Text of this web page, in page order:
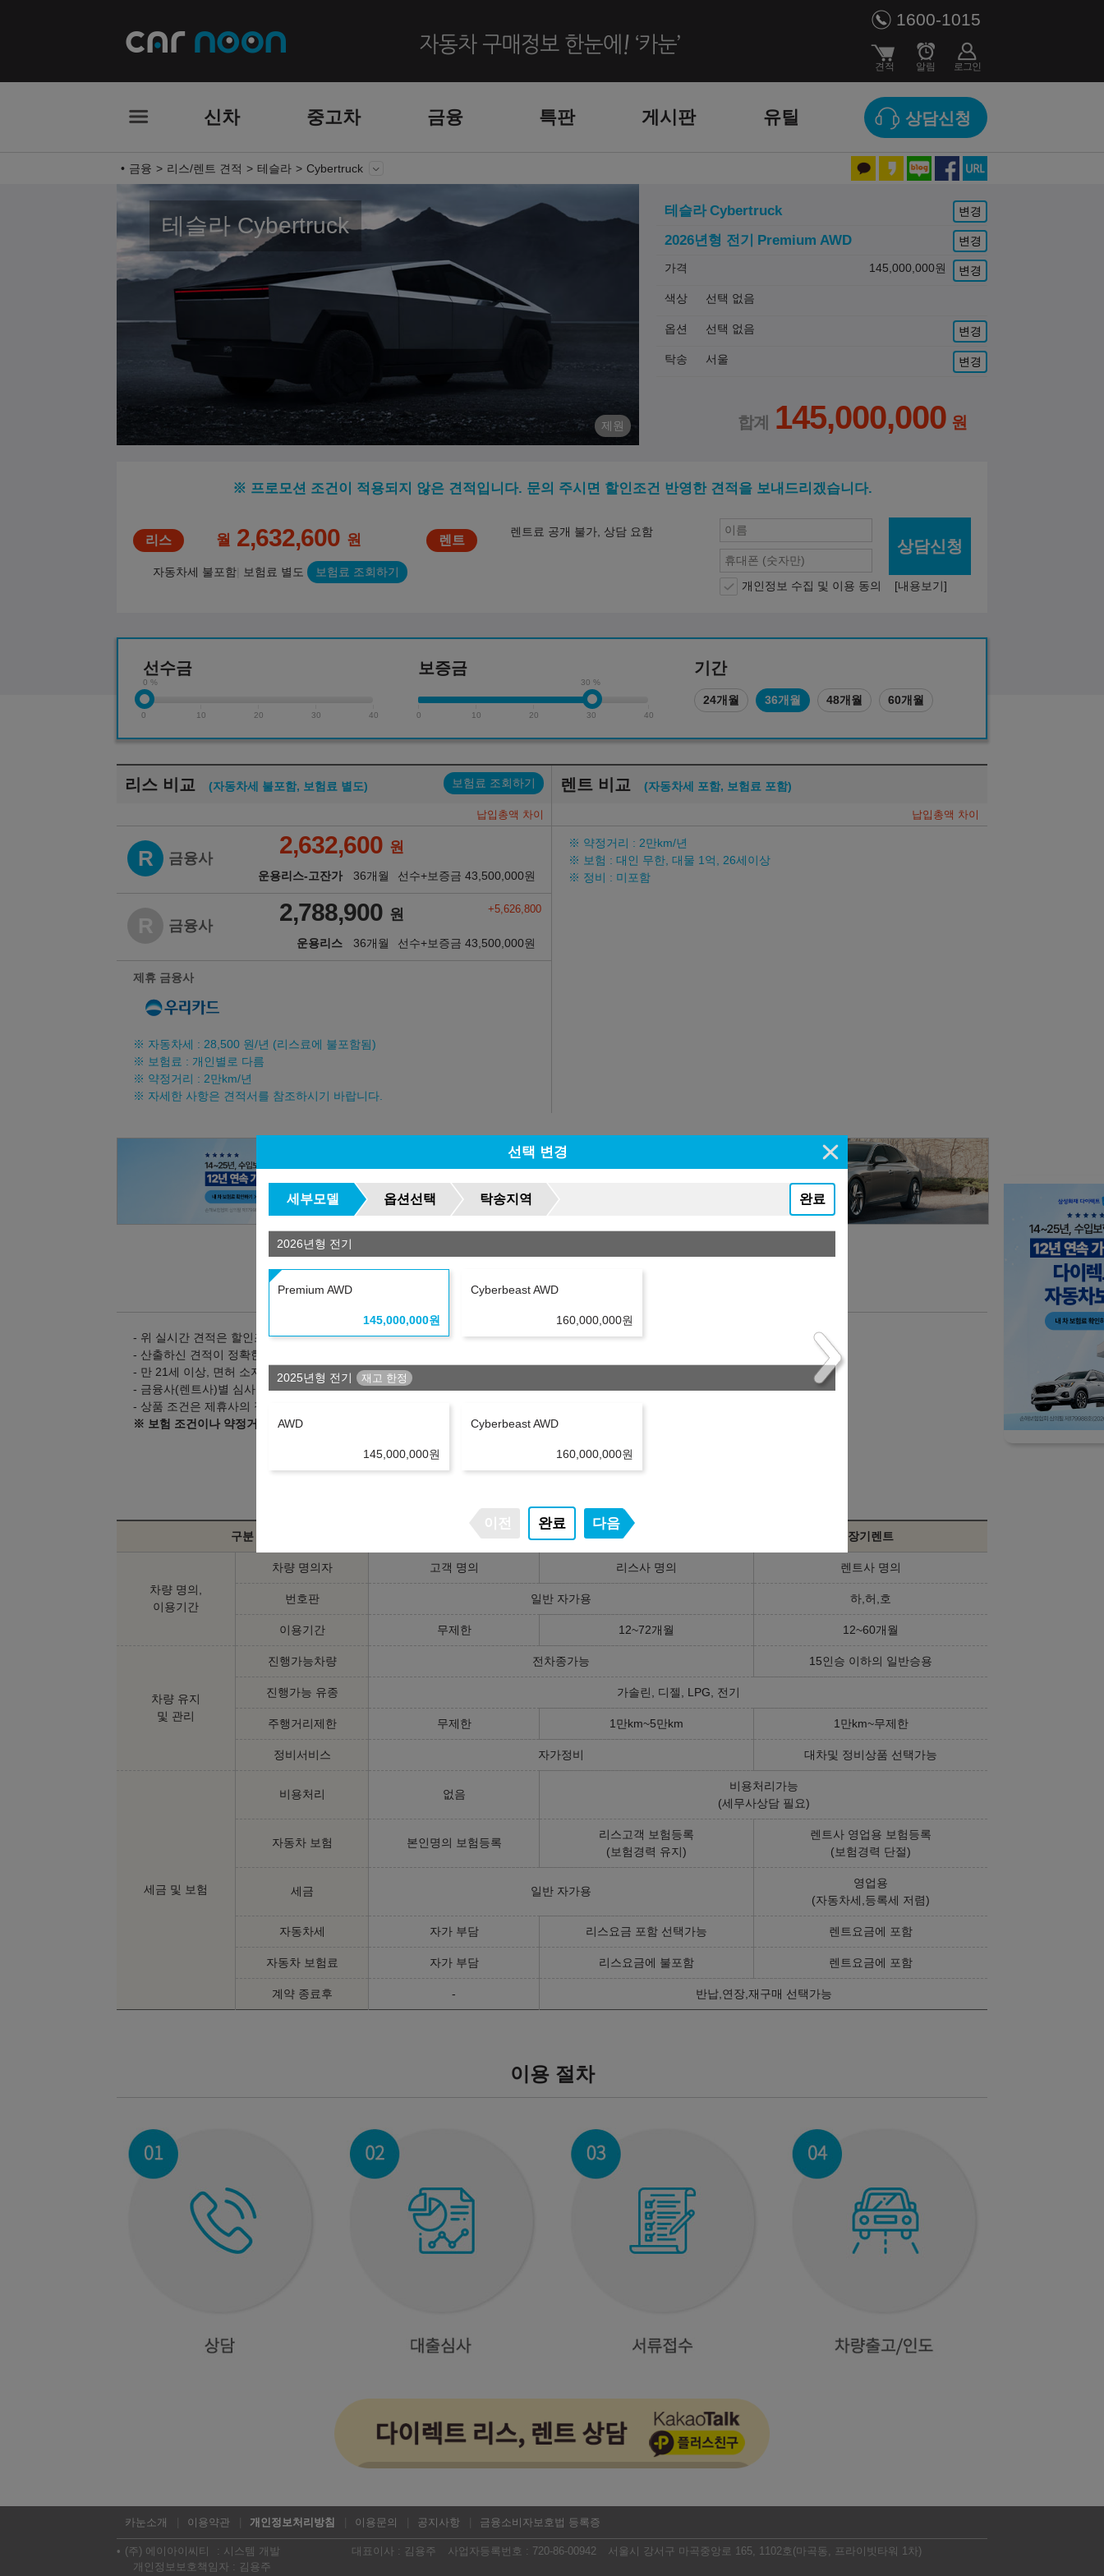
1600-1015
신차 중고차 금융 특판 게시판 유틸 상담신청
금융 리스/렌트 견적 테슬라 Cybertruck
테슬라 Cybertruck
제원
테슬라 Cybertruck 변경
2026년형 전기 Premium AWD 변경
가격 145,000,000원 변경
색상 선택 없음
옵션 선택 없음 변경
탁송 서울 변경
145,000,000
※ 프로모션 조건이 적용되지 않은 견적입니다. 문의 주시면 할인조건 반영한 견적을 보내드리겠습니다.
월 2,632,600 원
자동차세 불포함 보험료 별도 보험료 조회하기
렌트료 공개 불가, 상담 요함
개인정보 수집 및 이용 동의 [내용보기]
상담신청
선수금
0 %
0 10 20 30 40
보증금
30 %
0 10 20 30 40
기간
24개월 36개월 48개월 60개월
리스 비교 (자동차세 불포함, 보험료 별도) 보험료 조회하기
납입총액 차이
R 금융사
운용리스-고잔가
2,632,600 원
36개월 선수+보증금 43,500,000원
금융사
운용리스
2,788,900 원 +5,626,800
36개월 선수+보증금 43,500,000원
제휴 금융사
※ 자동차세 : 28,500 원/년 (리스료에 불포함됨)
※ 보험료 : 개인별로 다름
※ 약정거리 : 2만km/년
※ 자세한 사항은 견적서를 참조하시기 바랍니다.
렌트 비교 (자동차세 포함, 보험료 포함)
납입총액 차이
※ 약정거리 : 2만km/년
※ 보험 : 대인 무한, 대물 1억, 26세이상
※ 정비 : 미포함
유의사항
- 위 실시간 견적은 할인조건 및 탁송지역, 대리점/딜러사에 따라 달라질 수 있습니다.
- 산출하신 견적이 정확한지 상담을 통해 확인하시기 바랍니다.
- 만 21세 이상, 면허 소지 1년 이상의 고객만 진행 가능합니다.
- 금융사(렌트사)별 심사 기준은 다를 수 있으며, 신용 및 소득 불충족시 견적이 변경되거나 진행이 불가하실 수도 있습니다.
- 상품 조건은 제휴사의 정책 변경으로 인해 변동되거나 중단될 수 있습니다.
※ 보험 조건이나 약정거리 등 변경을 원하시는 견적은 플러스 친구를 등록하시거나 상담문의를 남겨주세요.
구분 오토리스 장기렌트
차량 명의,
이용기간
차량 명의자 고객 명의 리스사 명의 렌트사 명의
번호판 일반 자가용 하,허,호
이용기간 무제한 12~72개월 12~60개월
차량 유지
및 관리
진행가능차량 전차종가능 15인승 이하의 일반승용
진행가능 유종 가솔린, 디젤, LPG, 전기
주행거리제한 무제한 1만km~5만km 1만km~무제한
정비서비스 자가정비 대차및 정비상품 선택가능
세금 및 보험
비용처리 없음
비용처리가능
(세무사상담 필요)
자동차 보험 본인명의 보험등록
리스고객 보험등록
(보험경력 유지)
렌트사 영업용 보험등록
(보험경력 단절)
세금 일반 자가용
영업용
(자동차세,등록세 저렴)
자동차세 자가 부담 리스요금 포함 선택가능 렌트요금에 포함
자동차 보험료 자가 부담 리스요금에 불포함 렌트요금에 포함
계약 종료후 - 반납,연장,재구매 선택가능
이용 절차
선택 변경
세부모델 옵션선택 탁송지역 완료
2026년형 전기
Premium AWD
145,000,000원
Cyberbeast AWD
160,000,000원
2025년형 전기
AWD
145,000,000원
Cyberbeast AWD
160,000,000원
완료 다음
카눈소개 이용약관 개인정보처리방침 이용문의 공지사항 금융소비자보호법 등록증
(주) 에이아이씨티 시스템 개발 대표이사 : 김용주 사업자등록번호 : 720-86-00942
서울시 강서구 마곡중앙로 165, 1102호(마곡동, 프라이빗타워 1차)
개인정보보호책임자 : 김용주